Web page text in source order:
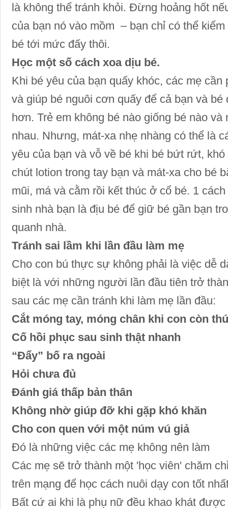
là không thể tránh khỏi. Đừng hoảng hốt
của bạn nó vào mồm – bạn chỉ có thể
bé tới mức đấy thôi.
Học một số cách xoa dịu bé.
Khi bé yêu của bạn quấy khóc, các mẹ cần
và giúp bé nguôi cơn quấy để cả bạn và bé
hơn. Trẻ em không bé nào giống bé nào
nhau. Nhưng, mát-xa nhẹ nhàng có thể là
yêu của bạn và vỗ về bé khi bé bứt rứt,
chút lotion trong tay bạn và mát-xa cho bé
mũi, má và cằm rồi kết thúc ở cổ bé. 1
sinh nhà bạn là địu bé để giữ bé gần bạn
quanh nhà.
Tránh sai lầm khi lần đầu làm mẹ
Cho con bú thực sự không phải là việc dễ
biệt là với những người lần đầu tiên trở
sau các mẹ cần tránh khi làm mẹ lần đầu:
Cắt móng tay, móng chân khi con còn
Cố hồi phục sau sinh thật nhanh
“Đẩy” bố ra ngoài
Hỏi chưa đủ
Đánh giá thấp bản thân
Không nhờ giúp đỡ khi gặp khó khăn
Cho con quen với một núm vú giả
Đó là những việc các mẹ không nên làm
Các mẹ sẽ trở thành một 'học viên' chăm
trên mạng để học cách nuôi dạy con tốt
Bất cứ ai khi là phụ nữ đều khao khát